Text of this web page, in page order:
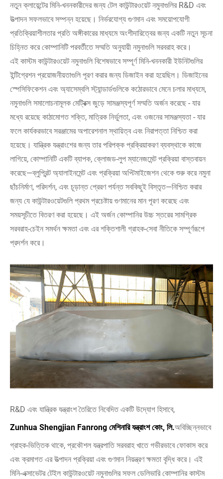
নতুন ক্লায়েন্টের মিনি-খননকারীদের জন্য টেল কাউন্টারওয়েট নমুনাগুলির R&D এবং
উত্পাদন সফলভাবে সম্পন্ন হয়েছে। নির্ভরযোগ্য গুণমান এবং সময়োপযোগী
প্রতিক্রিয়াশীলতার প্রতি অঙ্গীকারের মাধ্যমে অংশীদারিত্বের জন্য একটি নতুন সূচনা
চিহ্নিত করে কোম্পানিটি পরবর্তীতে সম্মতি অনুযায়ী নমুনাগুলি সরবরাহ করে।
এই কাস্টম কাউন্টারওয়েট নমুনাগুলি বিশেষভাবে সম্পূর্ণ মিনি-খননকারী ইউনিটগুলির
ইন্টিগ্রেশন প্রয়োজনীয়তাগুলি পূরণ করার জন্য ডিজাইন করা হয়েছিল। ডিজাইনের
স্পেসিফিকেশন এবং অ্যাসেম্বলি স্ট্যান্ডার্ডগুলিকে কঠোরভাবে মেনে চলার মাধ্যমে,
নমুনাগুলি সমালোচনামূলক মেট্রিক্স জুড়ে সামঞ্জস্যপূর্ণ সম্মতি অর্জন করেছে - যার
মধ্যে রয়েছে কাঠামোগত শক্তি, মাত্রিক নির্ভুলতা, এবং ওজনের সামঞ্জস্যতা - যার
ফলে কার্যকরভাবে সরঞ্জামের অপারেশনাল স্থায়িত্ব এবং নিরাপত্তা নিশ্চিত করা
হয়েছে। যান্ত্রিক যন্ত্রাংশের জন্য তার পরিপক্ক প্রক্রিয়াকরণ ব্যবস্থাকে কাজে
লাগিয়ে, কোম্পানিটি একটি ব্যাপক, ক্লোজড-লুপ ম্যানেজমেন্ট প্রক্রিয়া বাস্তবায়ন
করেছে—ব্লুপ্রিন্ট অ্যালাইনমেন্ট এবং প্রক্রিয়া অপ্টিমাইজেশন থেকে শুরু করে নমুনা
ছাঁচনির্মাণ, পরিদর্শন, এবং চূড়ান্ত প্রেরণ পর্যন্ত সবকিছুই বিস্তৃত—নিশ্চিত করার
জন্য যে কাউন্টারওয়েটগুলি প্রথম প্রচেষ্টায় গুণমানের মান পূরণ করেছে এবং
সময়সূচীতে বিতরণ করা হয়েছে। এই অর্জন কোম্পানির উচ্চ স্তরের সামগ্রিক
সরবরাহ-চেইন সমর্থন ক্ষমতা এবং এর শক্তিশালী গ্রাহক-সেবা নীতিকে সম্পূর্ণরূপে
প্রদর্শন করে।
R&D এবং যান্ত্রিক যন্ত্রাংশ তৈরিতে নিবেদিত একটি উদ্যোগ হিসাবে,
Zunhua Shengjian Fanrong মেশিনারি যন্ত্রাংশ কোং, লি.অবিচ্ছিন্নভাবে
গ্রাহক-ভিত্তিক থাকে, প্রকৌশল যন্ত্রপাতি সরবরাহ খাতে গভীরভাবে ফোকাস করে
এবং ক্রমাগত এর উত্পাদন প্রক্রিয়া এবং গুণমান নিয়ন্ত্রণ ক্ষমতা বৃদ্ধি করে। এই
মিনি-এক্সাভেটর টেইল কাউন্টারওয়েট নমুনাগুলির সফল ডেলিভারি কোম্পানির কাস্টম